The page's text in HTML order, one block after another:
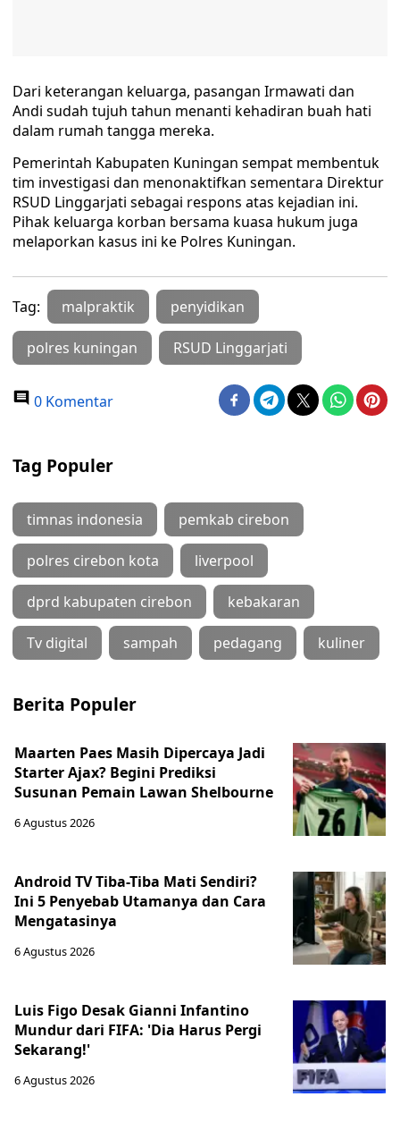
Dari keterangan keluarga, pasangan Irmawati dan
Andi sudah tujuh tahun menanti kehadiran buah hati
dalam rumah tangga mereka.
Pemerintah Kabupaten Kuningan sempat membentuk
tim investigasi dan menonaktifkan sementara Direktur
RSUD Linggarjati sebagai respons atas kejadian ini.
Pihak keluarga korban bersama kuasa hukum juga
melaporkan kasus ini ke Polres Kuningan.
Tag: malpraktik penyidikan
polres kuningan RSUD Linggarjati
0 Komentar
Tag Populer
timnas indonesia pemkab cirebon
polres cirebon kota liverpool
dprd kabupaten cirebon kebakaran
Tv digital sampah pedagang kuliner
Berita Populer
Maarten Paes Masih Dipercaya Jadi
Starter Ajax? Begini Prediksi
Susunan Pemain Lawan Shelbourne
6 Agustus 2026
Android TV Tiba-Tiba Mati Sendiri?
Ini 5 Penyebab Utamanya dan Cara
Mengatasinya
6 Agustus 2026
Luis Figo Desak Gianni Infantino
Mundur dari FIFA: 'Dia Harus Pergi
Sekarang!'
6 Agustus 2026